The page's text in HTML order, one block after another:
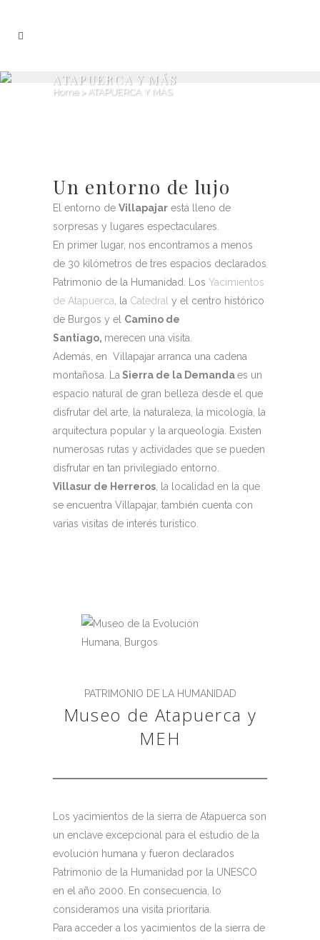
ATAPUERCA Y MÁS
Home> ATAPUERCA Y MÁS
Un entorno de lujo
El entorno de Villapajar está lleno de
sorpresas y lugares espectaculares.
En primer lugar, nos encontramos a menos
de 30 kilómetros de tres espacios declarados
Patrimonio de la Humanidad. Los Yacimientos
de Atapuerca , la Catedral y el centro histórico
de Burgos y el Camino de
Santiago, merecen una visita.
Además, en Villapajar arranca una cadena
montañosa. La Sierra de la Demandaes un
espacio natural de gran belleza desde el que
disfrutar del arte, la naturaleza, la micología, la
arquitectura popular y la arqueología. Existen
numerosas rutas y actividades que se pueden
disfrutar en tan privilegiado entorno.
Villasur de Herreros , la localidad en la que
se encuentra Villapajar, también cuenta con
varias visitas de interés turístico.
PATRIMONIO DE LA HUMANIDAD
Museo de Atapuerca y
MEH
Los yacimientos de la sierra de Atapuerca son
un enclave excepcional para el estudio de la
evolución humana y fueron declarados
Patrimonio de la Humanidad por la UNESCO
en el año 2000. En consecuencia, lo
consideramos una visita prioritaria.
Para acceder a los yacimientos de la sierra de